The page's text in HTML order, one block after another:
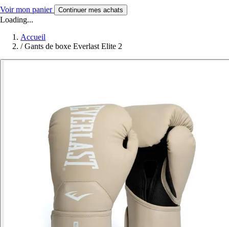
Voir mon panier Continuer mes achats
Loading...
Accueil
/ Gants de boxe Everlast Elite 2